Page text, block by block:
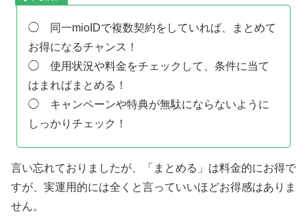
◯ 同一mioIDで複数契約をしていれば、まとめて
お得になるチャンス！
◯ 使用状況や料金をチェックして、条件に当て
はまればまとめる！
◯ キャンペーンや特典が無駄にならないように
しっかりチェック！
言い忘れておりましたが、「まとめる」は料金的にお得で
すが、実運用的には全くと言っていいほどお得感はありま
せん。